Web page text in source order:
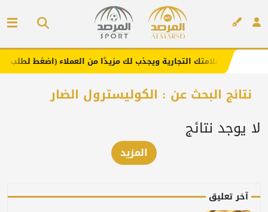
.. يعزز علامتك التجارية ويجذب لك مزيدًا من العملاء (اضغط لطلب
نتائج البحث عن : الكوليسترول الضار
لا يوجد نتائج
المزيد
آخر تعليق